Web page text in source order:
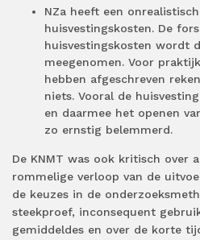
NZa heeft een
huisvestingskosten. De
huisvestingskosten wordt
meegenomen. Voor
hebben afgeschreven
niets. Vooral de
en daarmee het openen
zo ernstig belemmerd.
De KNMT was ook kritisch over
rommelige verloop van de
de keuzes in de
steekproef, inconsequent
gemiddeldes en over de korte